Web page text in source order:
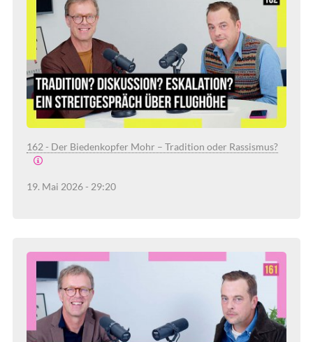
162 - Der Biedenkopfer Mohr – Tradition oder Rassismus?
19. Mai 2026 - 29:20